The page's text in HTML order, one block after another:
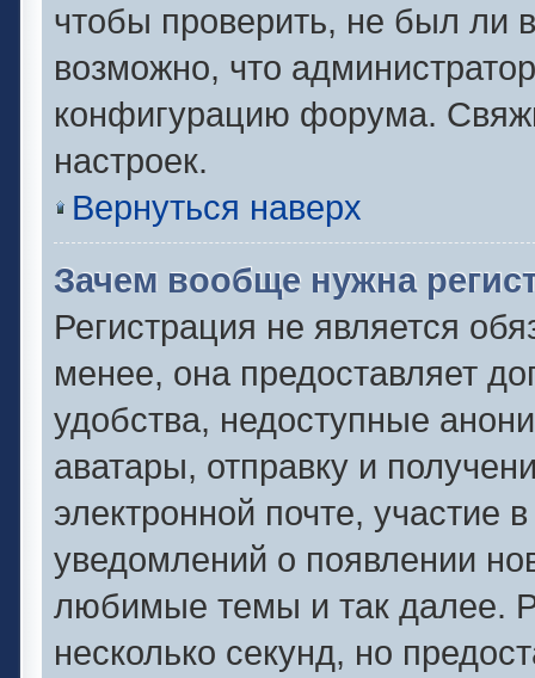
чтобы проверить, не был ли
возможно, что
конфигурацию форума.
настроек.
Вернуться наверх
Зачем вообще нужна
Регистрация не является
менее, она предоставляет
удобства, недоступные
аватары, отправку и
электронной почте, участие
уведомлений о появлении
любимые темы и так далее.
несколько секунд, но